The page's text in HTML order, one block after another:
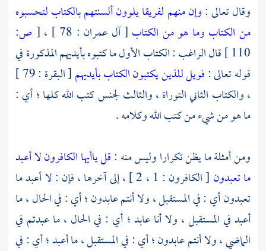
وقال تعالى :وإن منهم لفريقا يلوون ألسنتهم بالكتاب لتحسبوه
من الكتاب وما هو من الكتاب [ آل عمران : 78 ] ، [ ص:
110 ] قالالراغب: الكتاب الأول ما كتبوه بأيديهم المذكورة في
قوله تعالى :فويل للذين يكتبون الكتاب بأيديهم
[ البقرة : 79 ]
، والكتاب الثاني التوراة ، والثالث لجنس كتب الله كلها ؛ أي :
ما هو من شيء من كتب الله وكلامه .
ومن أمثلة ما يظن تكرارا وليس منه :قل ياأيها الكافرونلا أعبد
ما تعبدون
[ الكافرون : 1 ، 2 ] ، إلى آخرها ، فإن : لا أعبد ما
تعبدون أي : في المستقبل ، ولا أنتم عابدون ؛ أي : في الحال ، ما
أعبد في المستقبل ، ولا أنا عابد ؛ أي : في الحال ، ما عبدتم في
الماضي ، ولا أنتم عابدون ؛ أي : في المستقبل ، ما أعبد ؛ أي : في